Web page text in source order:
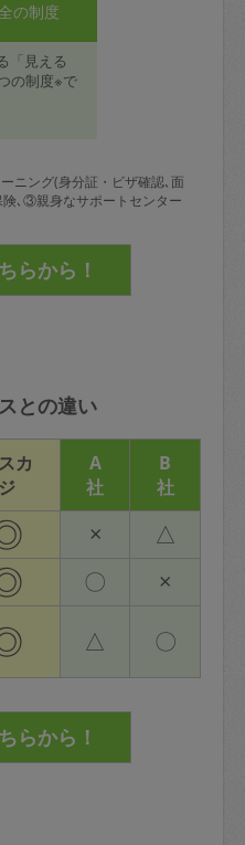
の制度
「見える
の制度※で
ニング(身分証・ビザ確認､面
､③親身なサポートセンター
との違い
カ
ジ
A
社
B
社
× △
〇 ×
△ 〇